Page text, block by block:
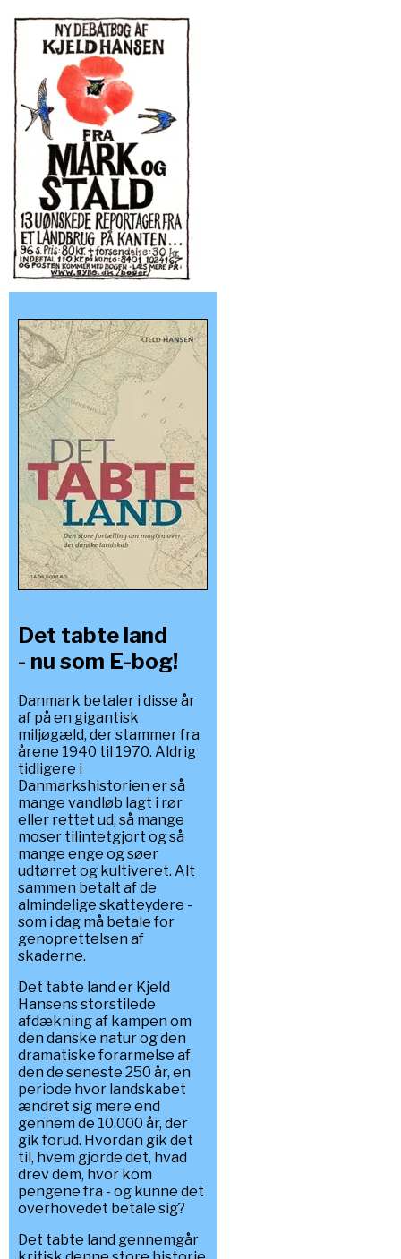
Det tabte land
- nu som E-bog!
Danmark betaler i disse år
af på en gigantisk
miljøgæld, der stammer fra
årene 1940 til 1970. Aldrig
tidligere i
Danmarkshistorien er så
mange vandløb lagt i rør
eller rettet ud, så mange
moser tilintetgjort og så
mange enge og søer
udtørret og kultiveret. Alt
sammen betalt af de
almindelige skatteydere -
som i dag må betale for
genoprettelsen af
skaderne.
Det tabte land er Kjeld
Hansens storstilede
afdækning af kampen om
den danske natur og den
dramatiske forarmelse af
den de seneste 250 år, en
periode hvor landskabet
ændret sig mere end
gennem de 10.000 år, der
gik forud. Hvordan gik det
til, hvem gjorde det, hvad
drev dem, hvor kom
pengene fra - og kunne det
overhovedet betale sig?
Det tabte land gennemgår